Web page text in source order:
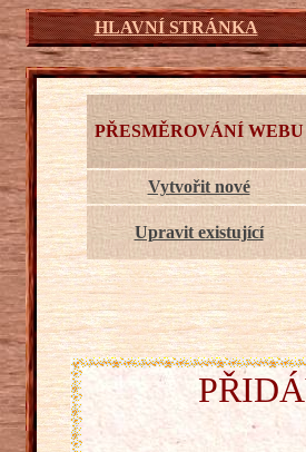
HLAVNÍ STRÁNKA
PŘESMĚROVÁNÍ WEBU
Vytvořit nové
Upravit existující